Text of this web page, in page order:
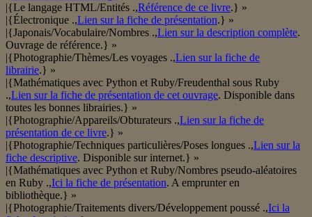
|{Le langage HTML/Entités .,Référence de ce livre.} »
|{Électronique .,Lien sur la fiche de présentation.} »
|{Japonais/Vocabulaire/Nombres .,Lien sur la description complète.
Ouvrage de référence.} »
|{Photographie/Thèmes/Les voyages .,Lien sur la fiche de
librairie.} »
|{Mathématiques avec Python et Ruby/Freudenthal sous Ruby
.,Lien sur la fiche de présentation de cet ouvrage. Disponible dans
toutes les bonnes librairies.} »
|{Photographie/Appareils/Obturateurs .,Lien sur la fiche de
présentation de ce livre.} »
|{Photographie/Techniques particulières/Poses longues .,Lien sur la
fiche descriptive. Disponible sur internet.} »
|{Mathématiques avec Python et Ruby/Nombres pseudo-aléatoires
en Ruby .,Ici la fiche de présentation. A emprunter en
bibliothèque.} »
|{Photographie/Traitements divers/Développement poussé .,Ici la